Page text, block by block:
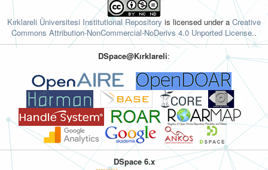
Kırklareli Üniversitesi Institutional Repository is licensed under a Creative
Commons Attribution-NonCommercial-NoDerivs 4.0 Unported License..
DSpace@Kırklareli:
DSpace 6.x